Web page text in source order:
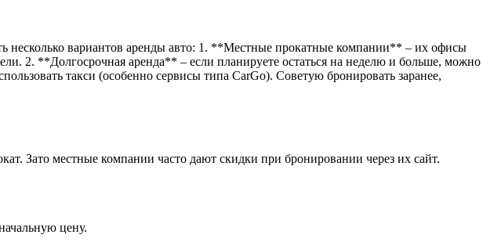
несколько вариантов аренды авто: 1. **Местные прокатные компании** – их офисы
2. **Долгосрочная аренда** – если планируете остаться на неделю и больше, можно
такси (особенно сервисы типа CarGo). Советую бронировать заранее,
Зато местные компании часто дают скидки при бронировании через их сайт.
цену.